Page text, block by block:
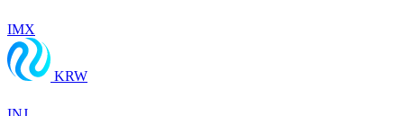
IMX
KRW